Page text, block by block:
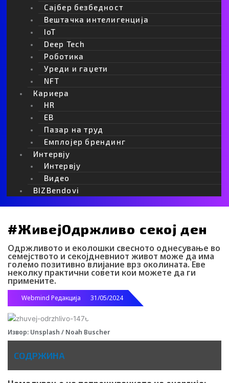
Сајбер безбедност
Вештачка интелигенција
IoT
Deep Tech
Роботика
Уреди и гаџети
NFT
Кариера
HR
EB
Пазар на труд
Емплојер брендинг
Интервју
Интервју
Видео
BIZBendovi
#ЖивејОдржливо секој ден
Одржливото и еколошки свесното однесување во
семејството и секојдневниот живот може да има
големо позитивно влијание врз околината. Еве
неколку практични совети кои можете да ги
примените.
Webmind Редакција 31/05/2024
Извор: Unsplash / Noah Buscher
СОДРЖИНА